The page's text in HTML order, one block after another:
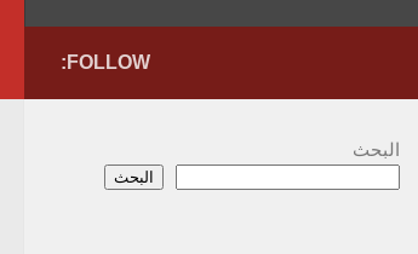
FOLLOW:
البحث
البحث